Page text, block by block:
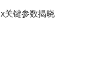
关键参数揭晓